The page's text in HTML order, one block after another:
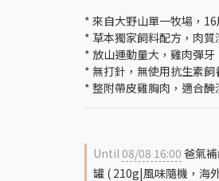
* 來自大野山單一牧場，16
* 草本獨家飼料配方，肉質
* 放山運動量大，雞肉彈牙
* 無打針，無使用抗生素飼
* 整附帶皮雞胸肉，適合醃
Until08/08 16:00 爸氣
罐 ( 210g|風味隨機，海